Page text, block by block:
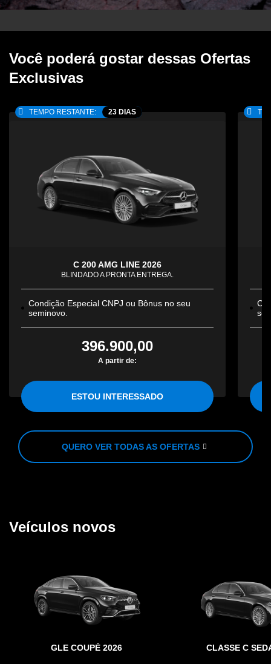
Você poderá gostar dessas Ofertas
Exclusivas
TEMPO RESTANTE: 23 DIAS
C 200 AMG LINE 2026
BLINDADO A PRONTA ENTREGA.
Condição Especial CNPJ ou Bônus no seu
seminovo.
396.900,00
A partir de:
ESTOU INTERESSADO
QUERO VER TODAS AS OFERTAS
Veículos novos
GLE COUPÉ 2026 CLASSE C